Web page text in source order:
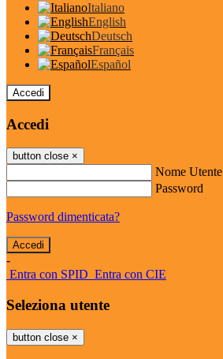
Italiano
English
Deutsch
Français
Español
Accedi
Accedi
button close ×
Nome Utente
Password
Password dimenticata?
-
Entra con SPID Entra con CIE
Seleziona utente
button close ×